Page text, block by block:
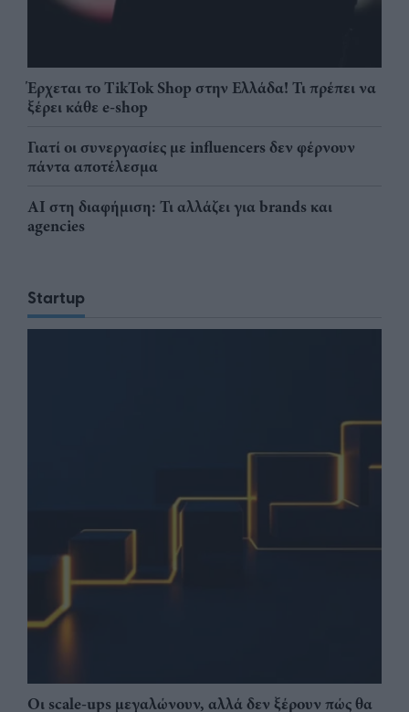
Έρχεται το TikTok Shop στην Ελλάδα! Τι πρέπει να
ξέρει κάθε e-shop
Γιατί οι συνεργασίες με influencers δεν φέρνουν
πάντα αποτέλεσμα
AI στη διαφήμιση: Τι αλλάζει για brands και
agencies
Startup
Οι scale-ups μεγαλώνουν, αλλά δεν ξέρουν πώς θα